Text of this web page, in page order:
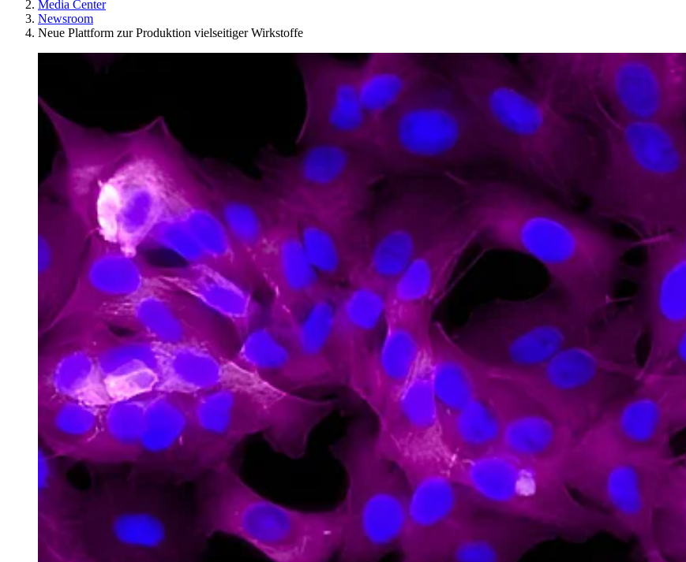
Media Center
Newsroom
Neue Plattform zur Produktion vielseitiger Wirkstoffe